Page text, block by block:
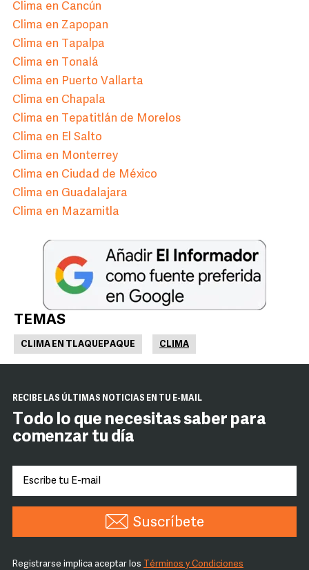
Clima en Cancún
Clima en Zapopan
Clima en Tapalpa
Clima en Tonalá
Clima en Puerto Vallarta
Clima en Chapala
Clima en Tepatitlán de Morelos
Clima en El Salto
Clima en Monterrey
Clima en Ciudad de México
Clima en Guadalajara
Clima en Mazamitla
TEMAS
CLIMA EN TLAQUEPAQUE CLIMA
RECIBE LAS ÚLTIMAS NOTICIAS EN TU E-MAIL
Todo lo que necesitas saber para
comenzar tu día
Suscríbete
Registrarse implica aceptar los Términos y Condiciones